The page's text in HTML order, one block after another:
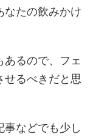
なたの飲みかけ
あるので、フェ
せるべきだと思
などでも少し